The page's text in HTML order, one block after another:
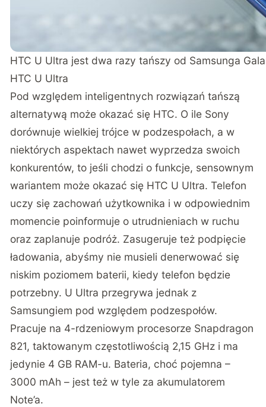
HTC U Ultra jest dwa razy tańszy od Samsunga
HTC U Ultra
Pod względem inteligentnych rozwiązań tańszą
alternatywą może okazać się HTC. O ile Sony
dorównuje wielkiej trójce w podzespołach, a w
niektórych aspektach nawet wyprzedza swoich
konkurentów, to jeśli chodzi o funkcje, sensownym
wariantem może okazać się HTC U Ultra. Telefon
uczy się zachowań użytkownika i w odpowiednim
momencie poinformuje o utrudnieniach w ruchu
oraz zaplanuje podróż. Zasugeruje też podpięcie
ładowania, abyśmy nie musieli denerwować się
niskim poziomem baterii, kiedy telefon będzie
potrzebny. U Ultra przegrywa jednak z
Samsungiem pod względem podzespołów.
Pracuje na 4-rdzeniowym procesorze Snapdragon
821, taktowanym częstotliwością 2,15 GHz i ma
jedynie 4 GB RAM-u. Bateria, choć pojemna –
3000 mAh – jest też w tyle za akumulatorem
Note’a.